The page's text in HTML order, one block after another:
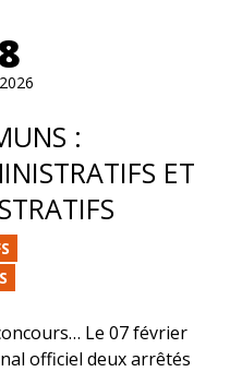
:
ET
Le 07 février
officiel deux arrêtés